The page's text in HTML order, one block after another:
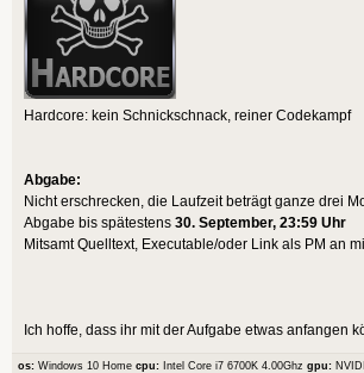
Hardcore: kein Schnickschnack, reiner Codekampf
Abgabe:
Nicht erschrecken, die Laufzeit beträgt ganze drei
Abgabe bis spätestens 30. September, 23:59 Uhr
Mitsamt Quelltext, Executable/oder Link als PM an
Ich hoffe, dass ihr mit der Aufgabe etwas anfangen
os: Windows 10 Home cpu: Intel Core i7 6700K 4.00Ghz gpu: